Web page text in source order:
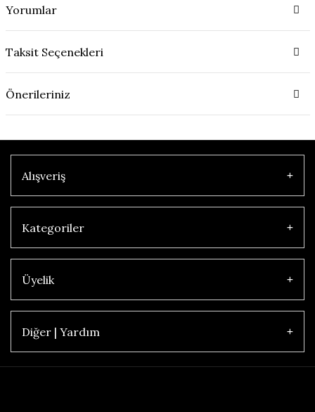
Yorumlar
Taksit Seçenekleri
Önerileriniz
Alışveriş
Kategoriler
Üyelik
Diğer | Yardım